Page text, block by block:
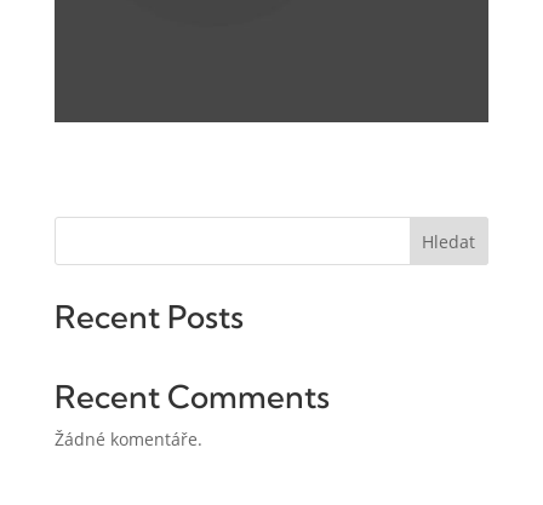
Hledat
Recent Posts
Recent Comments
Žádné komentáře.